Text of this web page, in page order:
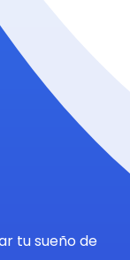
tu sueño de